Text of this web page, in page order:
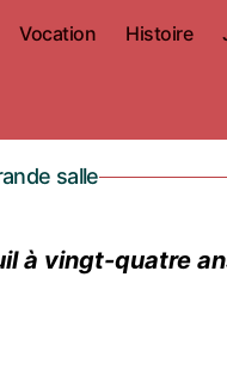
Vocation Histoire
salle
à vingt-quatre